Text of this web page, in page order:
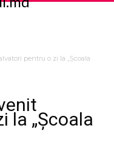
pentru o zi la „Școala
la „Școala